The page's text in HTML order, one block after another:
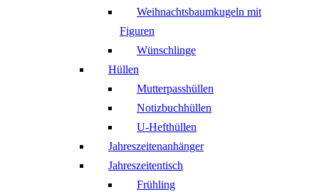
Weihnachtsbaumkugeln mit
Figuren
Wünschlinge
Hüllen
Mutterpasshüllen
Notizbuchhüllen
U-Hefthüllen
Jahreszeitenanhänger
Jahreszeitentisch
Frühling